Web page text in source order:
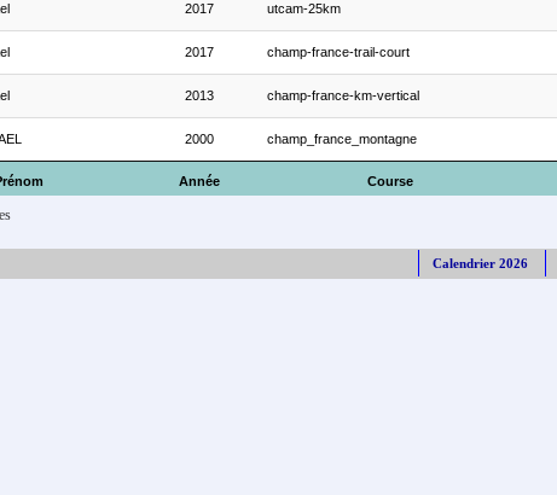
Année Course
2017 utcam-25km
2017 champ-france-trail-court
2013 champ-france-km-vertical
2000 champ_france_montagne
Calendrier 2026